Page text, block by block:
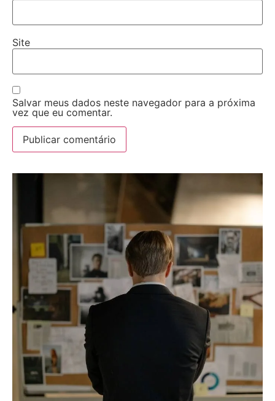
Site
Salvar meus dados neste navegador para a próxima
vez que eu comentar.